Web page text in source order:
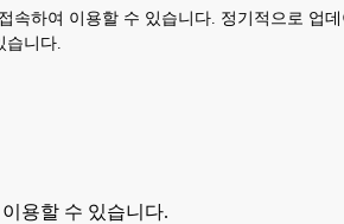
하여 이용할 수 있습니다. 정기적으로 업
니다.
용할 수 있습니다.